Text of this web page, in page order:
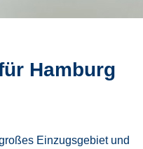
Hamburg
Einzugsgebiet und